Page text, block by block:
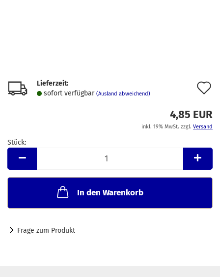
Lieferzeit:
sofort verfügbar (Ausland abweichend)
4,85 EUR
inkl. 19% MwSt. zzgl. Versand
Stück:
Stück
In den Warenkorb
Frage zum Produkt